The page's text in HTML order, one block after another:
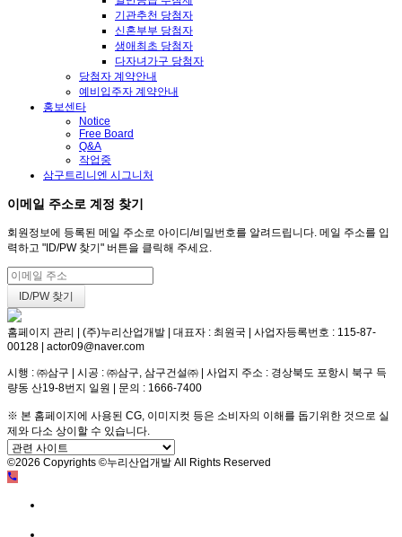
기관추천 당첨자
신혼부부 당첨자
생애최초 당첨자
다자녀가구 당첨자
당첨자 계약안내
예비입주자 계약안내
홍보센타
Notice
Free Board
Q&A
작업중
삼구트리니엔 시그니처
이메일 주소로 계정 찾기
회원정보에 등록된 메일 주소로 아이디/비밀번호를 알려드립니다. 메일 주소를 입
력하고 "ID/PW 찾기" 버튼을 클릭해 주세요.
홈페이지 관리 | (주)누리산업개발 | 대표자 : 최원국 | 사업자등록번호 : 115-87-
00128 | actor09@naver.com
시행 : ㈜삼구 | 시공 : ㈜삼구, 삼구건설㈜ | 사업지 주소 : 경상북도 포항시 북구 득
량동 산19-8번지 일원 | 문의 : 1666-7400
※ 본 홈페이지에 사용된 CG, 이미지컷 등은 소비자의 이해를 돕기위한 것으로 실
제와 다소 상이할 수 있습니다.
©2026 Copyrights ©누리산업개발 All Rights Reserved